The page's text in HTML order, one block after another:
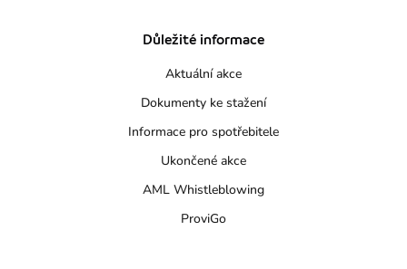
Důležité informace
Aktuální akce
Dokumenty ke stažení
Informace pro spotřebitele
Ukončené akce
AML Whistleblowing
ProviGo